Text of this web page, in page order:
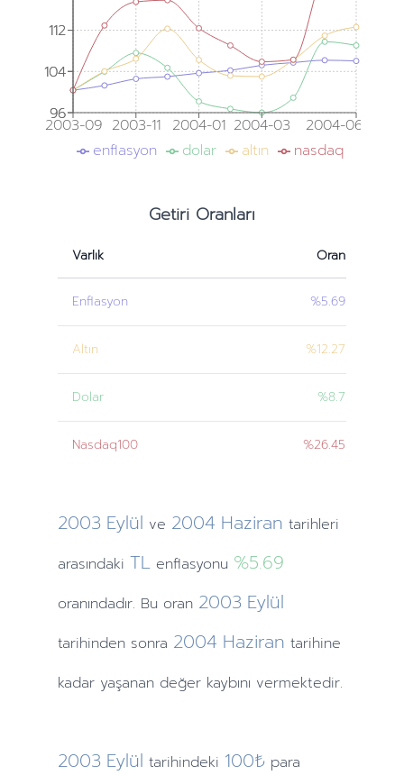
2003-09 2003-11 2004-01 2004-03 2004-06
96
104
112
96
104
112
enflasyon dolar altın nasdaq
Getiri Oranları
Varlık Oran
Enflasyon %5.69
Altın %12.27
Dolar %8.7
Nasdaq100 %26.45
2003 Eylül ve 2004 Haziran tarihleri
arasındaki TLenflasyonu %5.69
oranındadır. Bu oran 2003 Eylül
tarihindensonra 2004 Haziran tarihine
kadar yaşanan değer kaybını vermektedir.
2003 Eylül tarihindeki 100₺ para